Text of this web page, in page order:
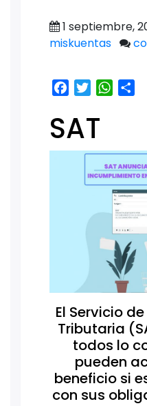
1 septiembre,
miskuentas
Facebook
Twitter
SAT
El Servicio
Tributaria
todos lo
pueden
beneficio si
con sus